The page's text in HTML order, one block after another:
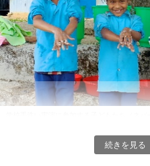
今般、ネパールにおいて、地震に弱い
場を確保し、保健衛生や社会文化的な